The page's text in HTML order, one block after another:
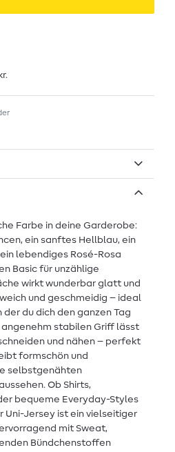
Farbe in deine Garderobe:
ein sanftes Hellblau, ein
lebendiges Rosé-Rosa
Basic für unzählige
wirkt wunderbar glatt und
und geschmeidig – ideal
du dich den ganzen Tag
stabilen Griff lässt
und nähen – perfekt
formschön und
selbstgenähten
Ob Shirts,
bequeme Everyday-Styles
Uni-Jersey ist ein vielseitiger
mit Sweat,
Bündchenstoffen